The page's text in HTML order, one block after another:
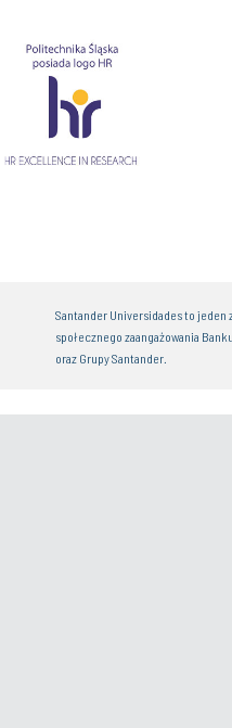
Santander Universidades to jeden
społecznego zaangażowania
oraz Grupy Santander.